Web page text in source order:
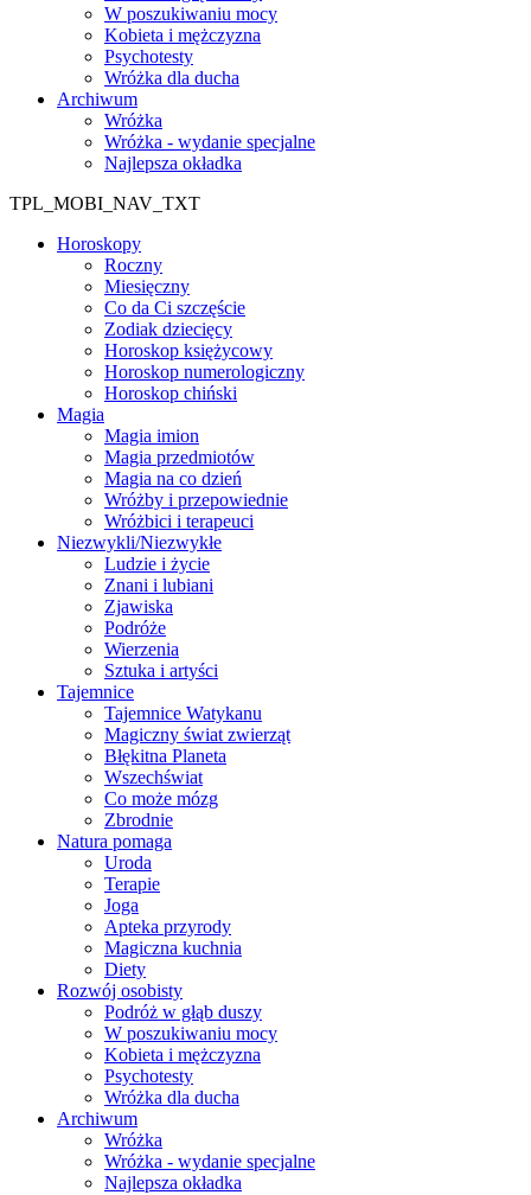
W poszukiwaniu mocy
Kobieta i mężczyzna
Psychotesty
Wróżka dla ducha
Archiwum
Wróżka
Wróżka - wydanie specjalne
Najlepsza okładka
TPL_MOBI_NAV_TXT
Horoskopy
Roczny
Miesięczny
Co da Ci szczęście
Zodiak dziecięcy
Horoskop księżycowy
Horoskop numerologiczny
Horoskop chiński
Magia
Magia imion
Magia przedmiotów
Magia na co dzień
Wróżby i przepowiednie
Wróżbici i terapeuci
Niezwykli/Niezwykłe
Ludzie i życie
Znani i lubiani
Zjawiska
Podróże
Wierzenia
Sztuka i artyści
Tajemnice
Tajemnice Watykanu
Magiczny świat zwierząt
Błękitna Planeta
Wszechświat
Co może mózg
Zbrodnie
Natura pomaga
Uroda
Terapie
Joga
Apteka przyrody
Magiczna kuchnia
Diety
Rozwój osobisty
Podróż w głąb duszy
W poszukiwaniu mocy
Kobieta i mężczyzna
Psychotesty
Wróżka dla ducha
Archiwum
Wróżka
Wróżka - wydanie specjalne
Najlepsza okładka